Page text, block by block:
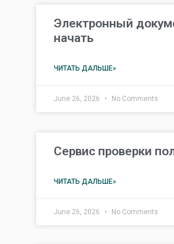
Электронный
начать
ЧИТАТЬ ДАЛЬШЕ»
June 26, 2026 No Comments
Сервис проверки
ЧИТАТЬ ДАЛЬШЕ»
June 26, 2026 No Comments